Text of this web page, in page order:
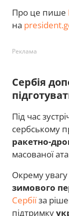
Про це пише
на
Реклама
Сербія
Під час
сербському
ракетно-
масованої
Окрему увагу
зимового
Сербіїза
підтримку